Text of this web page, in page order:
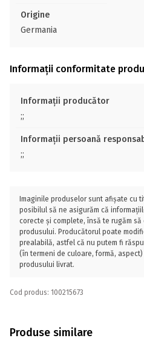
Origine
Germania
Informații conformitate
Informații producător
;;
Informații persoană
;;
Imaginile produselor sunt afișate cu
posibilul să ne asigurăm că
corecte și complete, însă te rugăm
produsului. Producătorul poate
prealabilă, astfel că nu putem fi
(în termeni de culoare, formă,
produsului livrat.
Cod produs: 100215673
Produse similare